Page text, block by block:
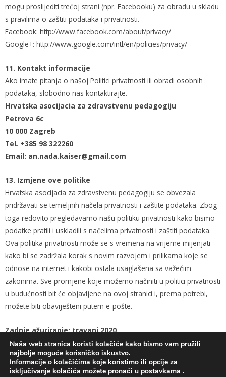
mogu proslijediti trećoj strani (npr. Facebooku) za obradu u skladu
s pravilima o zaštiti podataka i privatnosti.
Facebook: http://www.facebook.com/about/privacy/
Google+: http://www.google.com/intl/en/policies/privacy/
11. Kontakt informacije
Ako imate pitanja o našoj Politici privatnosti ili obradi osobnih
podataka, slobodno nas kontaktirajte.
Hrvatska asocijacia za zdravstvenu pedagogiju
Petrova 6c
10 000 Zagreb
TeL +385 98 322260
Email: an.nada.kaiser@gmail.com
13. Izmjene ove politike
Hrvatska asocijacia za zdravstvenu pedagogiju se obvezala
pridržavati se temeljnih načela privatnosti i zaštite podataka. Zbog
toga redovito pregledavamo našu politiku privatnosti kako bismo
podatke pratili i uskladili s načelima privatnosti i zaštiti podataka.
Ova politika privatnosti može se s vremena na vrijeme mijenjati
kako bi se zadržala korak s novim razvojem i prilikama koje se
odnose na internet i kakobi ostala usaglašena sa važećim
zakonima. Sve promjene koje možemo načiniti u politici privatnosti
u budućnosti bit će objavljene na ovoj stranici i, prema potrebi,
možete biti obaviješteni putem e-pošte.
Zadnje ažuriranje: travanj 2020.
Copyright © 2026Hrvatska asocijacija za zdravstvenu
Naša web stranica koristi kolačiće kako bismo vam pružili
najbolje moguće korisničko iskustvo.
Informacije o kolačićima koje koristimo ili opcije za
isključivanje kolačića možete pronaći u postavkama .